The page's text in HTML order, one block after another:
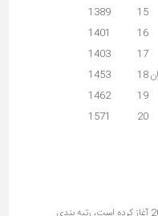
15
1389
16
1401
17
1403
18
1453
19
1462
20
1571
پروژه جدیدی که وبومتریک از ابتدای سال 2015 آغاز کرده است، رتبه بندی